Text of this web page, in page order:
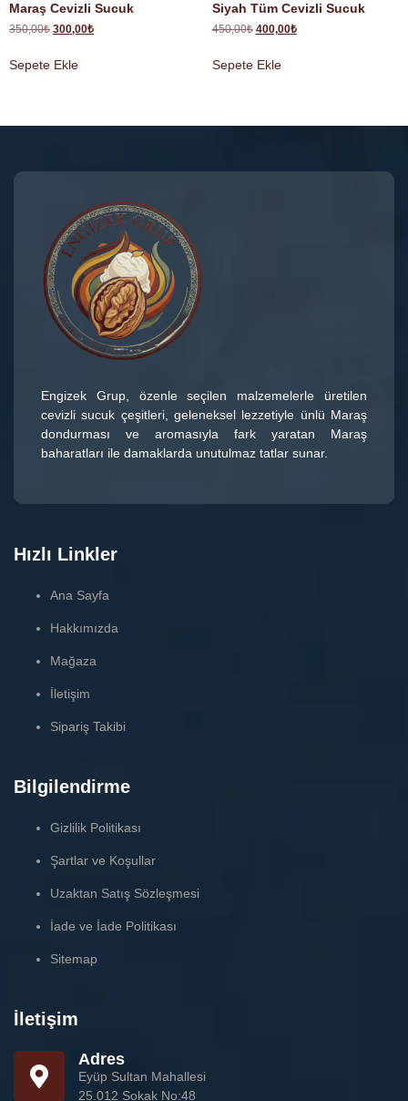
Maraş Cevizli Sucuk
350,00₺ 300,00₺
Sepete Ekle
Siyah Tüm Cevizli Sucuk
450,00₺ 400,00₺
Sepete Ekle
Engizek Grup, özenle seçilen malzemelerle üretilen
cevizli sucuk çeşitleri, geleneksel lezzetiyle ünlü Maraş
dondurması ve aromasıyla fark yaratan Maraş
baharatları ile damaklarda unutulmaz tatlar sunar.
Hızlı Linkler
Ana Sayfa
Hakkımızda
Mağaza
İletişim
Sipariş Takibi
Bilgilendirme
Gizlilik Politikası
Şartlar ve Koşullar
Uzaktan Satış Sözleşmesi
İade ve İade Politikası
Sitemap
İletişim
Adres
Eyüp Sultan Mahallesi
25.012 Sokak No:48